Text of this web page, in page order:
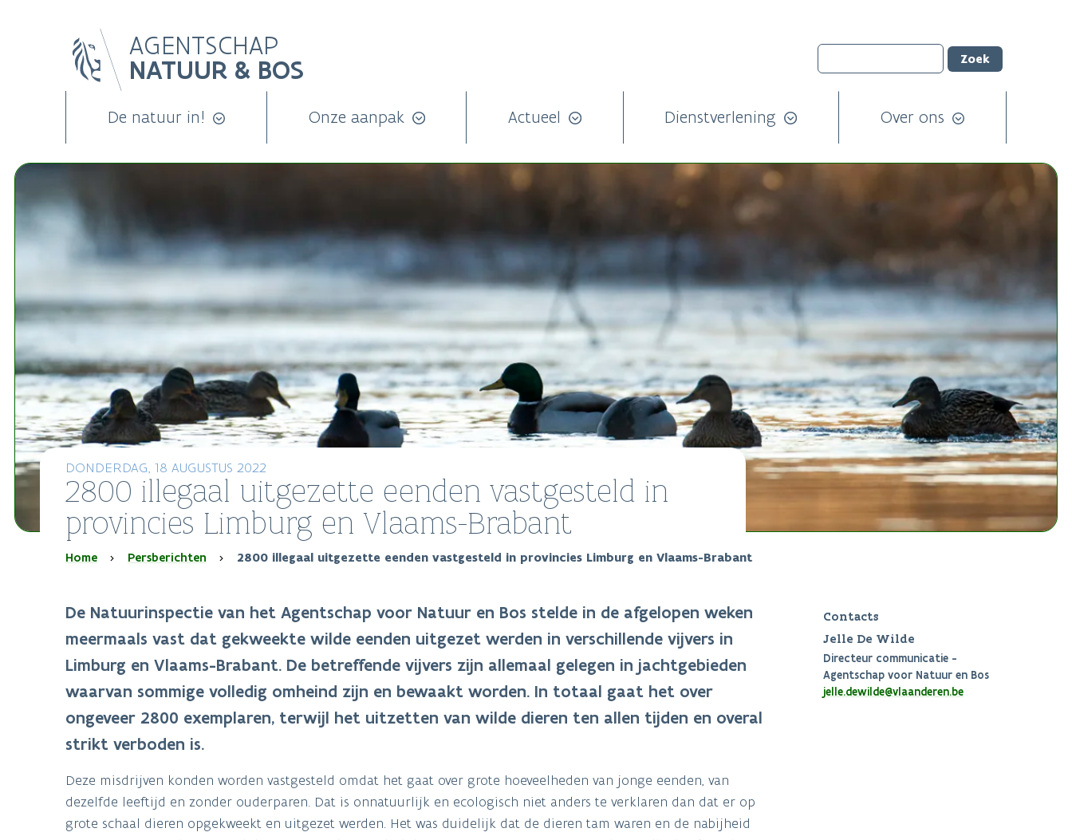
AGENTSCHAP
NATUUR & BOS
De natuur in! Onze aanpak Actueel Dienstverlening Over ons
DONDERDAG, 18 AUGUSTUS 2022
2800 illegaal uitgezette eenden vastgesteld in
provincies Limburg en Vlaams-Brabant
Kruimelpad
Home Persberichten 2800 illegaal uitgezette eenden vastgesteld in provincies Limburg en Vlaams-Brabant
De Natuurinspectie van het Agentschap voor Natuur en Bos stelde in de afgelopen weken
meermaals vast dat gekweekte wilde eenden uitgezet werden in verschillende vijvers in
Limburg en Vlaams-Brabant. De betreffende vijvers zijn allemaal gelegen in jachtgebieden
waarvan sommige volledig omheind zijn en bewaakt worden. In totaal gaat het over
ongeveer 2800 exemplaren, terwijl het uitzetten van wilde dieren ten allen tijden en overal
strikt verboden is.
Deze misdrijven konden worden vastgesteld omdat het gaat over grote hoeveelheden van jonge eenden, van
dezelfde leeftijd en zonder ouderparen. Dat is onnatuurlijk en ecologisch niet anders te verklaren dan dat er op
grote schaal dieren opgekweekt en uitgezet werden. Het was duidelijk dat de dieren tam waren en de nabijheid
Contacts
Jelle De Wilde
Directeur communicatie -
Agentschap voor Natuur en Bos
jelle.dewilde@vlaanderen.be